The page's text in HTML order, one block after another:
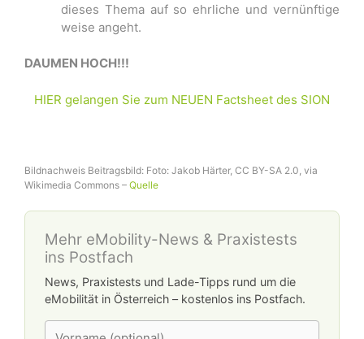
dieses Thema auf so ehrliche und vernünftige
weise angeht.
DAUMEN HOCH!!!
HIER gelangen Sie zum NEUEN Factsheet des SION
Bildnachweis Beitragsbild: Foto: Jakob Härter, CC BY-SA 2.0, via
Wikimedia Commons – Quelle
Mehr eMobility-News & Praxistests
ins Postfach
News, Praxistests und Lade-Tipps rund um die
eMobilität in Österreich – kostenlos ins Postfach.